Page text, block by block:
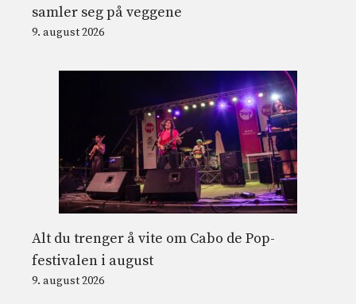
samler seg på veggene
9. august 2026
Alt du trenger å vite om Cabo de Pop-
festivalen i august
9. august 2026